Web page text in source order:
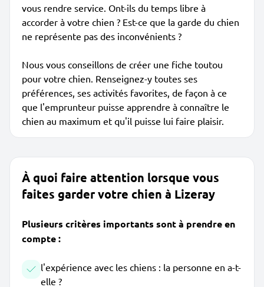
vous rendre service. Ont-ils du temps libre à
accorder à votre chien ? Est-ce que la garde du chien
ne représente pas des inconvénients ?
Nous vous conseillons de créer une fiche toutou
pour votre chien. Renseignez-y toutes ses
préférences, ses activités favorites, de façon à ce
que l'emprunteur puisse apprendre à connaître le
chien au maximum et qu'il puisse lui faire plaisir.
À quoi faire attention lorsque vous
faites garder votre chien à Lizeray
Plusieurs critères importants sont à prendre en
compte :
l'expérience avec les chiens : la personne en a-t-
elle ?